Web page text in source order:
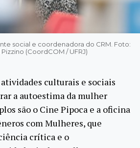
social e coordenadora do CRM. Foto:
(CoordCOM / UFRJ)
culturais e sociais
a autoestima da mulher
são o Cine Pipoca e a oficina
com Mulheres, que
crítica e o